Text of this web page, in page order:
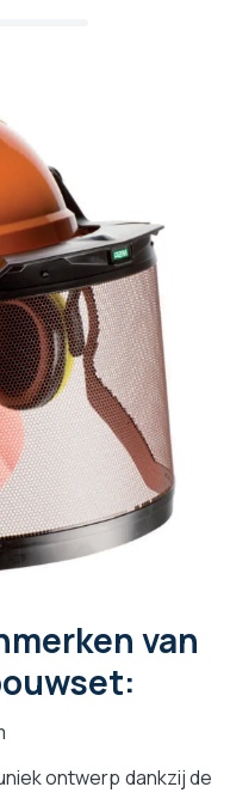
van
ontwerp dankzij de